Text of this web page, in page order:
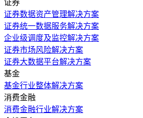
证券
证券数据资产管理解决方案
证券统一数据服务解决方案
企业级调度及监控解决方案
证券市场风险解决方案
证券大数据平台解决方案
基金
基金行业整体解决方案
消费金融
消费金融行业解决方案